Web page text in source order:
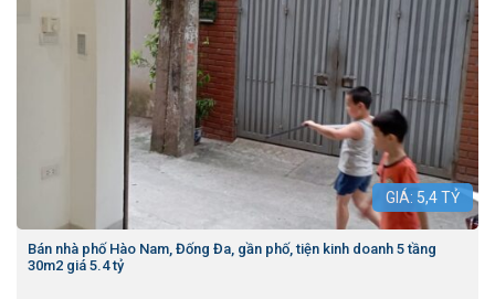
GIÁ: 5,4TỶ
Bán nhà phố Hào Nam, Đống Đa, gần phố, tiện kinh doanh 5 tầng
30m2 giá 5.4 tỷ